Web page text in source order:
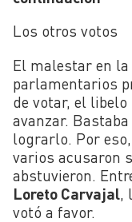
Los otros votos
El malestar en la
parlamentarios
de votar, el libelo
avanzar.
lograrlo. Por
varios acusaron
abstuvieron.
Loreto Carvajal
votó a favor.